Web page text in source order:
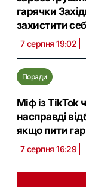
гарячки
захистити
7 серпня 19:02
Поради
Міф із TikTok
насправді
якщо пити
7 серпня 16:29